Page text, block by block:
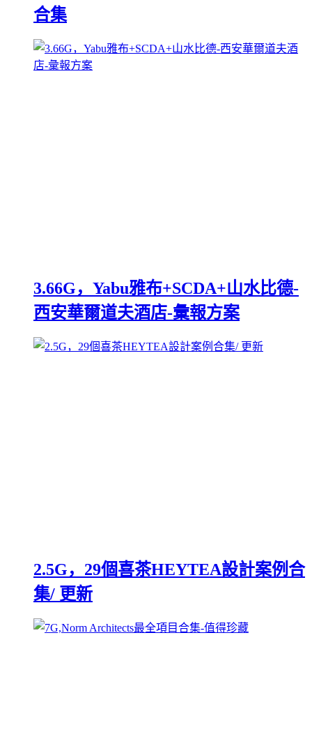
合集
3.66G，Yabu雅布+SCDA+山水比德-
西安華爾道夫酒店-彙報方案
2.5G，29個喜茶HEYTEA設計案例合
集/ 更新